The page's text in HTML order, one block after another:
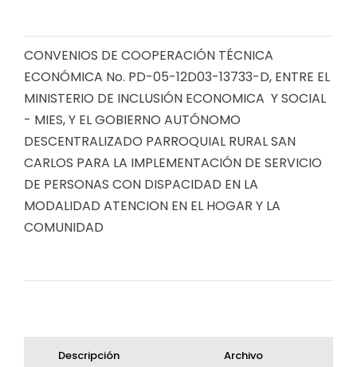
Ejecución Presupuestaria
CONVENIOS DE COOPERACIÓN TÉCNICA
ECONÓMICA No. PD-05-12D03-13733-D, ENTRE EL
MINISTERIO DE INCLUSIÓN ECONOMICA Y SOCIAL
- MIES, Y EL GOBIERNO AUTÓNOMO
DESCENTRALIZADO PARROQUIAL RURAL SAN
CARLOS PARA LA IMPLEMENTACIÓN DE SERVICIO
DE PERSONAS CON DISPACIDAD EN LA
MODALIDAD ATENCION EN EL HOGAR Y LA
COMUNIDAD
Descripción Archivo